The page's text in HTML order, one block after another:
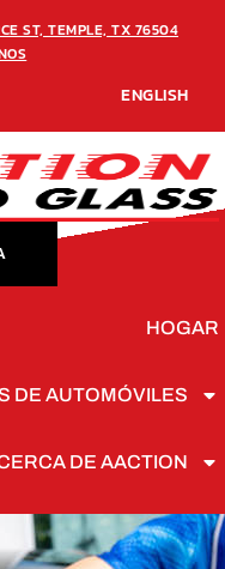
ST, TEMPLE, TX 76504
ENGLISH
HOGAR
DE AUTOMÓVILES
DE AACTION